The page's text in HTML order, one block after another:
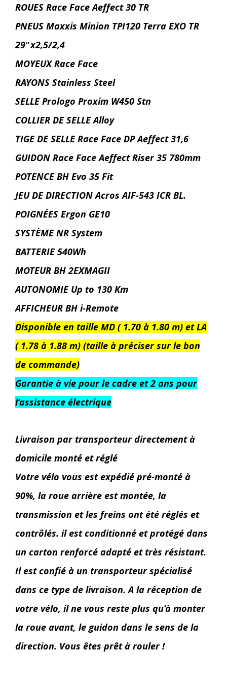
ROUES Race Face Aeffect 30 TR
PNEUS Maxxis Minion TPI120 Terra EXO TR
29″x2,5/2,4
MOYEUX Race Face
RAYONS Stainless Steel
SELLE Prologo Proxim W450 Stn
COLLIER DE SELLE Alloy
TIGE DE SELLE Race Face DP Aeffect 31,6
GUIDON Race Face Aeffect Riser 35 780mm
POTENCE BH Evo 35 Fit
JEU DE DIRECTION Acros AIF-543 ICR BL.
POIGNÉES Ergon GE10
SYSTÈME NR System
BATTERIE 540Wh
MOTEUR BH 2EXMAGII
AUTONOMIE Up to 130 Km
AFFICHEUR BH i-Remote
Disponible en taille MD ( 1.70 à 1.80 m) et LA
( 1.78 à 1.88 m) (taille à préciser sur le bon
de commande)
Garantie à vie pour le cadre et 2 ans pour
l’assistance électrique
Livraison par transporteur directement à
domicile monté et réglé
Votre vélo vous est expédié pré-monté à
90%, la roue arrière est montée, la
transmission et les freins ont été réglés et
contrôlés. il est conditionné et protégé dans
un carton renforcé adapté et très résistant.
Il est confié à un transporteur spécialisé
dans ce type de livraison. A la réception de
votre vélo, il ne vous reste plus qu’à monter
la roue avant, le guidon dans le sens de la
direction. Vous êtes prêt à rouler !